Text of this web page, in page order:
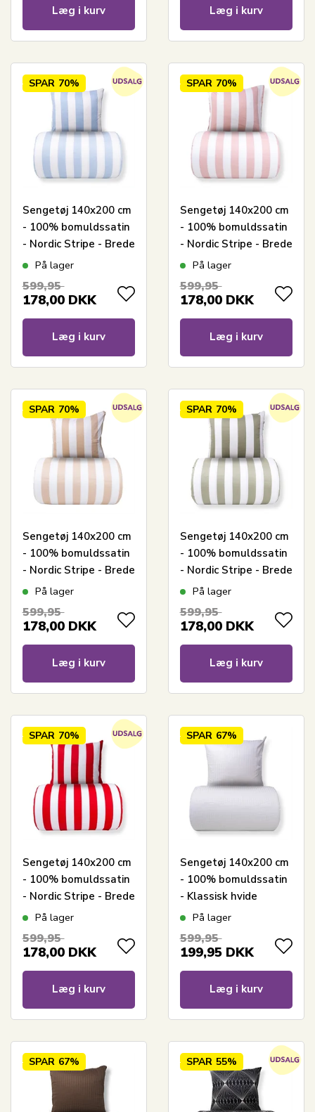
Læg i kurv Læg i kurv
SPAR 70%
Sengetøj 140x200 cm
- 100% bomuldssatin
- Nordic Stripe - Brede
lyseblå striber
På lager
599,95
178,00 DKK
Læg i kurv
SPAR 70%
Sengetøj 140x200 cm
- 100% bomuldssatin
- Nordic Stripe - Brede
lyserøde striber
På lager
599,95
178,00 DKK
Læg i kurv
SPAR 70%
Sengetøj 140x200 cm
- 100% bomuldssatin
- Nordic Stripe - Brede
naturfarvet striber
På lager
599,95
178,00 DKK
Læg i kurv
SPAR 70%
Sengetøj 140x200 cm
- 100% bomuldssatin
- Nordic Stripe - Brede
olivengrønne striber
På lager
599,95
178,00 DKK
Læg i kurv
SPAR 70%
Sengetøj 140x200 cm
- 100% bomuldssatin
- Nordic Stripe - Brede
røde striber
På lager
599,95
178,00 DKK
Læg i kurv
SPAR 67%
Sengetøj 140x200 cm
- 100% bomuldssatin
- Klassisk hvide
striber
På lager
599,95
199,95 DKK
Læg i kurv
SPAR 67% SPAR 55%